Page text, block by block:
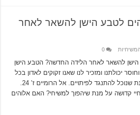
לטבע הישן להשאר לאחר
0
להשאר לאחר הלידה החדשה? הטבע הישן
יכולתנו ומזכיר לנו שאנו זקוקים לאדון בכל
עת וצריכים את כוחו על-מנת שנוכל להתנגד לפיתויים. אל הרומיים ז’ 24.
קדושה על מנת שיהפוך למשיחי? האם אלוהים